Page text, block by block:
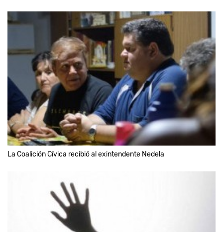
La Coalición Cívica recibió al exintendente Nedela